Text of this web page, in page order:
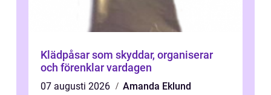
Klädpåsar som skyddar, organiserar
och förenklar vardagen
07 augusti 2026
Amanda Eklund